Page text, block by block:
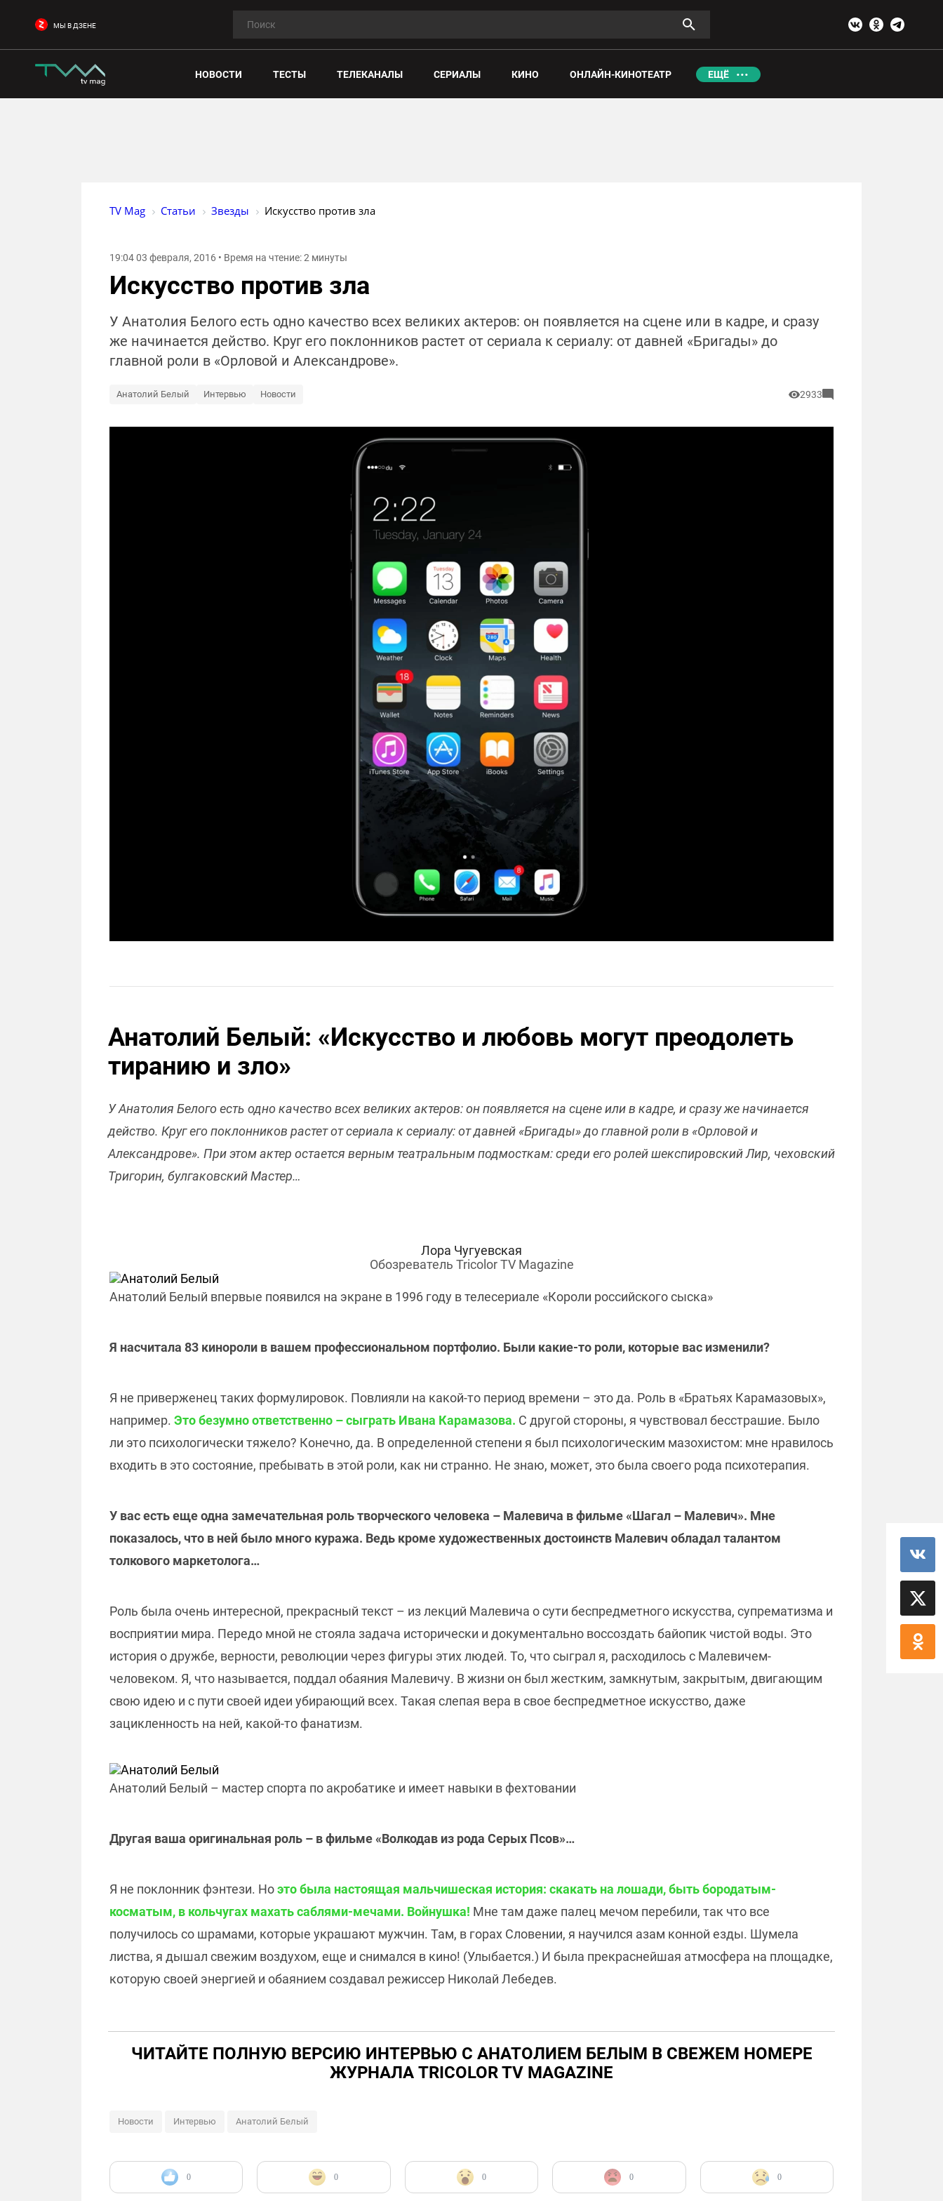
МЫ В ДЗЕНЕ
НОВОСТИ ТЕСТЫ ТЕЛЕКАНАЛЫ СЕРИАЛЫ КИНО ОНЛАЙН-КИНОТЕАТР ЕЩЁ
TV Mag Статьи Звезды Искусство против зла
19:04 03 февраля, 2016 • Время на чтение: 2 минуты
Искусство против зла
У Анатолия Белого есть одно качество всех великих актеров: он появляется на сцене или в кадре, и сразу
же начинается действо. Круг его поклонников растет от сериала к сериалу: от давней «Бригады» до
главной роли в «Орловой и Александрове».
Анатолий Белый Интервью Новости 2933
Анатолий Белый: «Искусство и любовь могут преодолеть
тиранию и зло»
У Анатолия Белого есть одно качество всех великих актеров: он появляется на сцене или в кадре, и сразу же начинается
действо. Круг его поклонников растет от сериала к сериалу: от давней «Бригады» до главной роли в «Орловой и
Александрове». При этом актер остается верным театральным подмосткам: среди его ролей шекспировский Лир, чеховский
Тригорин, булгаковский Мастер…
Лора Чугуевская
Обозреватель Tricolor TV Magazine
Анатолий Белый впервые появился на экране в 1996 году в телесериале «Короли российского сыска»
Я насчитала 83 кинороли в вашем профессиональном портфолио. Были какие-то роли, которые вас изменили?
Я не приверженец таких формулировок. Повлияли на какой-то период времени – это да. Роль в «Братьях Карамазовых»,
например. Это безумно ответственно – сыграть Ивана Карамазова. С другой стороны, я чувствовал бесстрашие. Было
ли это психологически тяжело? Конечно, да. В определенной степени я был психологическим мазохистом: мне нравилось
входить в это состояние, пребывать в этой роли, как ни странно. Не знаю, может, это была своего рода психотерапия.
У вас есть еще одна замечательная роль творческого человека – Малевича в фильме «Шагал – Малевич». Мне
показалось, что в ней было много куража. Ведь кроме художественных достоинств Малевич обладал талантом
толкового маркетолога…
Роль была очень интересной, прекрасный текст – из лекций Малевича о сути беспредметного искусства, супрематизма и
восприятии мира. Передо мной не стояла задача исторически и документально воссоздать байопик чистой воды. Это
история о дружбе, верности, революции через фигуры этих людей. То, что сыграл я, расходилось с Малевичем-
человеком. Я, что называется, поддал обаяния Малевичу. В жизни он был жестким, замкнутым, закрытым, двигающим
свою идею и с пути своей идеи убирающий всех. Такая слепая вера в свое беспредметное искусство, даже
зацикленность на ней, какой-то фанатизм.
Анатолий Белый – мастер спорта по акробатике и имеет навыки в фехтовании
Другая ваша оригинальная роль – в фильме «Волкодав из рода Серых Псов»…
Я не поклонник фэнтези. Ноэто была настоящая мальчишеская история: скакать на лошади, быть бородатым-
косматым, в кольчугах махать саблями-мечами. Войнушка! Мне там даже палец мечом перебили, так что все
получилось со шрамами, которые украшают мужчин. Там, в горах Словении, я научился азам конной езды. Шумела
листва, я дышал свежим воздухом, еще и снимался в кино! (Улыбается.) И была прекраснейшая атмосфера на площадке,
которую своей энергией и обаянием создавал режиссер Николай Лебедев.
ЧИТАЙТЕ ПОЛНУЮ ВЕРСИЮ ИНТЕРВЬЮ С АНАТОЛИЕМ БЕЛЫМ В СВЕЖЕМ НОМЕРЕ
ЖУРНАЛА TRICOLOR TV MAGAZINE
Новости Интервью Анатолий Белый
0 0 0 0 0